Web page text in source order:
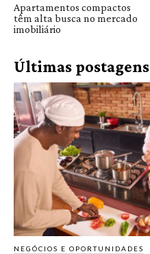
Apartamentos compactos
têm alta busca no mercado
imobiliário
Últimas postagens
NEGÓCIOS E OPORTUNIDADES